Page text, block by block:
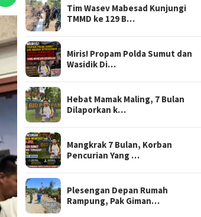
Tim Wasev Mabesad Kunjungi
TMMD ke 129 B…
Miris! Propam Polda Sumut dan
Wasidik Di…
Hebat Mamak Maling, 7 Bulan
Dilaporkan k…
Mangkrak 7 Bulan, Korban
Pencurian Yang …
Plesengan Depan Rumah
Rampung, Pak Giman…